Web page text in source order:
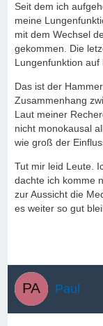
Seit dem ich
meine
mit dem Wechsel
gekommen. Die
Lungenfunktion auf
Das ist der
Zusammenhang
Laut meiner
nicht monokausal
wie groß der
Tut mir leid Leute.
dachte ich komme
zur Aussicht die
es weiter so gut
Paul